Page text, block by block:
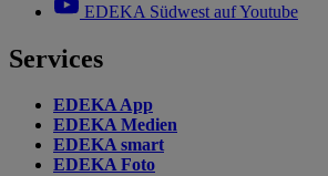
EDEKA Südwest auf Youtube
Services
EDEKA App
EDEKA Medien
EDEKA smart
EDEKA Foto